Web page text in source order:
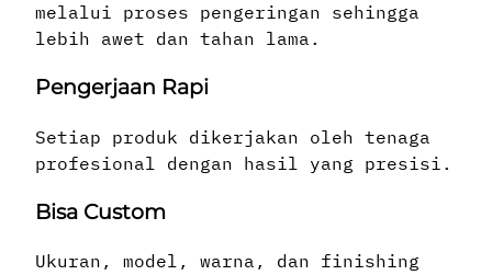
melalui proses pengeringan sehingga
lebih awet dan tahan lama.
Pengerjaan Rapi
Setiap produk dikerjakan oleh tenaga
profesional dengan hasil yang presisi.
Bisa Custom
Ukuran, model, warna, dan finishing